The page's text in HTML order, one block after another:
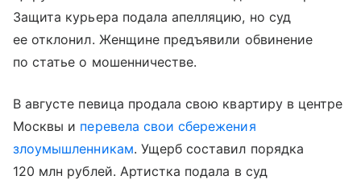
Защита курьера подала апелляцию, но суд
ее отклонил. Женщине предъявили обвинение
по статье о мошенничестве.
В августе певица продала свою квартиру в центре
Москвы и перевела свои сбережения
злоумышленникам. Ущерб составил порядка
120 млн рублей. Артистка подала в суд